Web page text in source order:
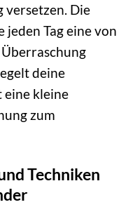
Die
jeden Tag eine von
deine
kleine
zum
Techniken